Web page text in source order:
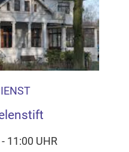
11:00 UHR